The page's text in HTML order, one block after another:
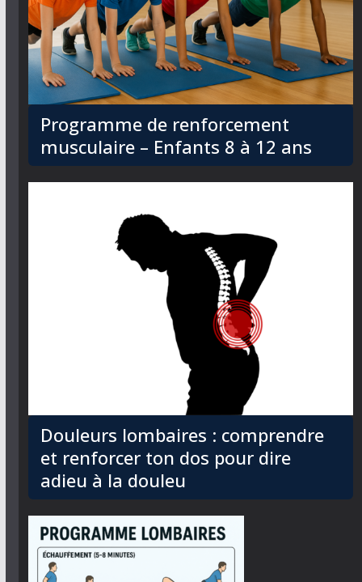
Programme de renforcement
musculaire – Enfants 8 à 12 ans
Douleurs lombaires : comprendre
et renforcer ton dos pour dire
adieu à la douleu